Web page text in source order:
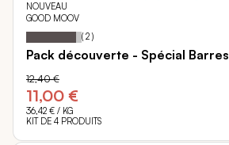
NOUVEAU
GOOD MOOV
Notation: 90
% of
( 2 )
Pack découverte - Spécial Barres
11,00 €
12,40 €
36,42 € / KG
KIT DE 4 PRODUITS